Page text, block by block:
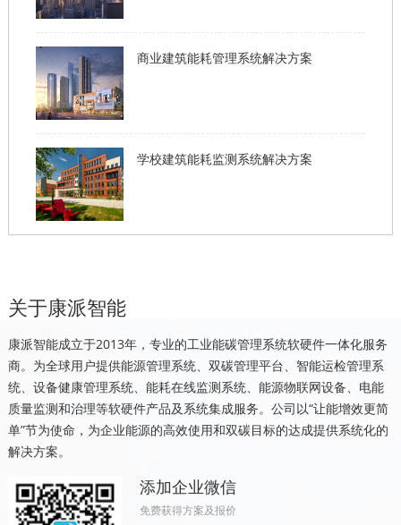
商业建筑能耗管理系统解决方案
学校建筑能耗监测系统解决方案
关于康派智能
康派智能成立于2013年，专业的工业能碳管理系统软硬件一体化服务
商。为全球用户提供能源管理系统、双碳管理平台、智能运检管理系
统、设备健康管理系统、能耗在线监测系统、能源物联网设备、电能
质量监测和治理等软硬件产品及系统集成服务。公司以“让能增效更简
单”节为使命，为企业能源的高效使用和双碳目标的达成提供系统化的
解决方案。
添加企业微信
免费获得方案及报价